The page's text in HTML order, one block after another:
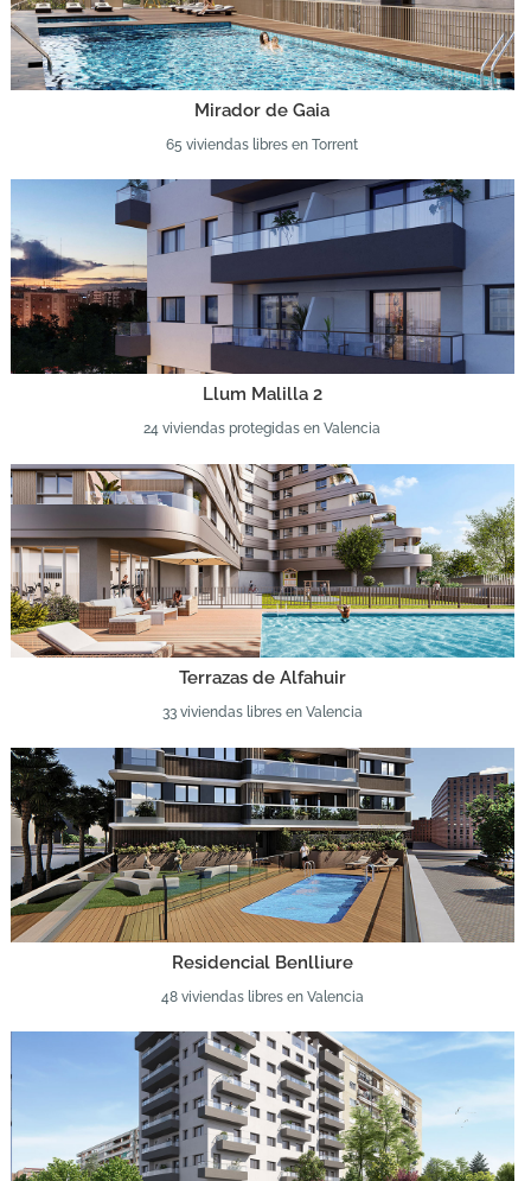
Mirador de Gaia
65 viviendas libres en Torrent
Llum Malilla 2
24 viviendas protegidas en Valencia
Terrazas de Alfahuir
33 viviendas libres en Valencia
Residencial Benlliure
48 viviendas libres en Valencia